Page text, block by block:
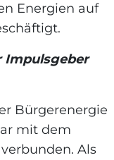
Energien auf
Impulsgeber
Bürgerenergie
mit dem
Als